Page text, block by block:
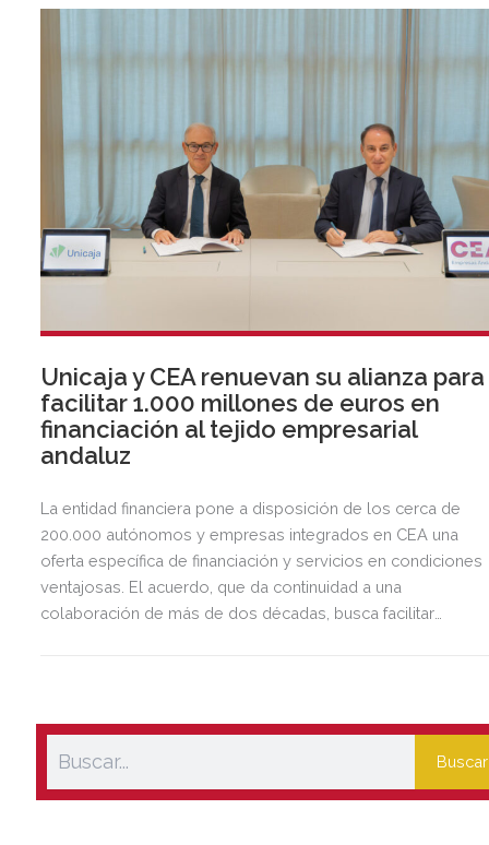
Unicaja y CEA renuevan su alianza para
facilitar 1.000 millones de euros en
financiación al tejido empresarial
andaluz
La entidad financiera pone a disposición de los cerca de
200.000 autónomos y empresas integrados en CEA una
oferta específica de financiación y servicios en condiciones
ventajosas. El acuerdo, que da continuidad a una
colaboración de más de dos décadas, busca facilitar
Buscar